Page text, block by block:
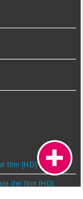
film [HD]
del film [HD]